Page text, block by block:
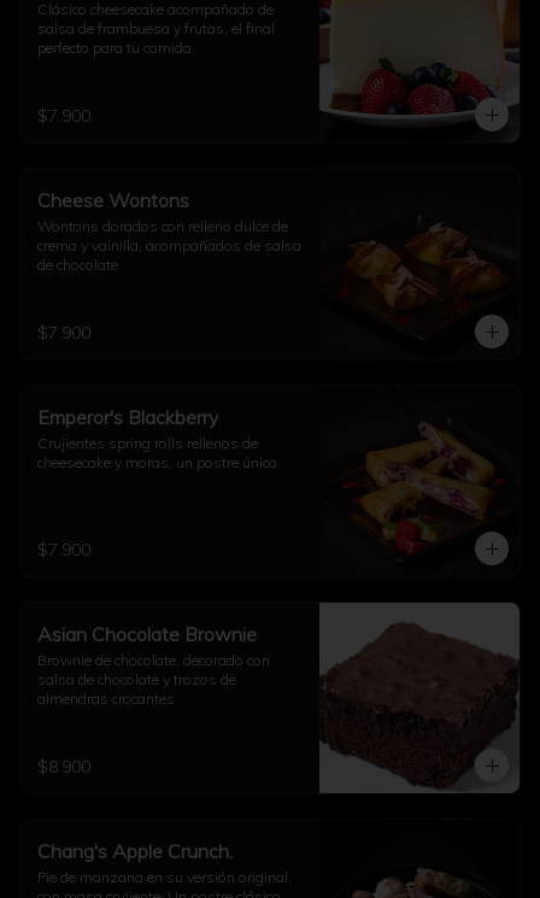
Clásico cheesecake acompañado de
salsa de frambuesa y frutas, el final
perfecto para tu comida.
$7.900
Cheese Wontons
Wontons dorados con relleno dulce de
crema y vainilla, acompañados de salsa
de chocolate.
$7.900
Emperor's Blackberry
Crujientes spring rolls rellenos de
cheesecake y moras, un postre único.
$7.900
Asian Chocolate Brownie
Brownie de chocolate, decorado con
salsa de chocolate y trozos de
almendras crocantes
$8.900
Chang's Apple Crunch.
Pie de manzana en su versión original,